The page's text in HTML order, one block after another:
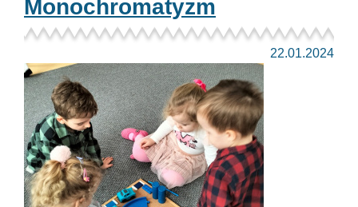
Monochromatyzm
22.01.2024